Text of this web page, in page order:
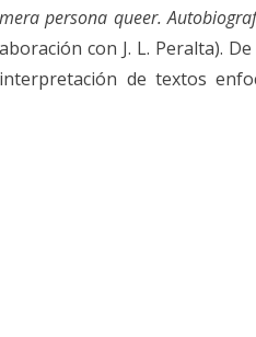
persona queer.
con J. L. Peralta).
de textos